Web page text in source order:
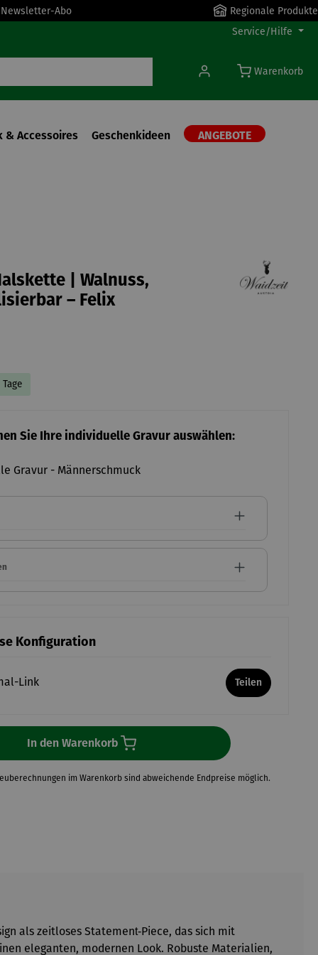
Abo
Regionale Produkte
Service/Hilfe
Warenkorb
& Accessoires Geschenkideen ANGEBOTE
| Walnuss,
– Felix
Sie Ihre individuelle Gravur auswählen:
Gravur - Männerschmuck
Konfiguration
Link Teilen
In den Warenkorb
im Warenkorb sind abweichende Endpreise möglich.
als zeitloses Statement‑Piece, das sich mit
eleganten, modernen Look. Robuste Materialien,